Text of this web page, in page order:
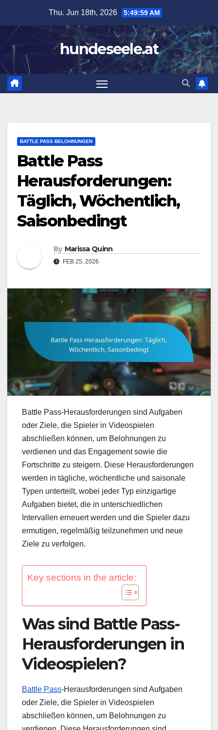
content
Thu. Jun 18th, 2026 5:50:00 AM
hundeseele.at
BATTLE PASS BELOHNUNGEN
Battle Pass
Herausforderungen:
Täglich, Wöchentlich,
Saisonbedingt
By Marissa Quinn
FEB 25, 2026
Battle Pass-Herausforderungen sind Aufgaben
oder Ziele, die Spieler in Videospielen
abschließen können, um Belohnungen zu
verdienen und das Engagement sowie die
Fortschritte zu steigern. Diese Herausforderungen
werden in tägliche, wöchentliche und saisonale
Typen unterteilt, wobei jeder Typ einzigartige
Aufgaben bietet, die in unterschiedlichen
Intervallen erneuert werden und die Spieler dazu
ermutigen, regelmäßig teilzunehmen und neue
Ziele zu verfolgen.
Key sections in the article:
Was sind Battle Pass-
Herausforderungen in
Videospielen?
Battle Pass-Herausforderungen sind Aufgaben
oder Ziele, die Spieler in Videospielen
abschließen können, um Belohnungen zu